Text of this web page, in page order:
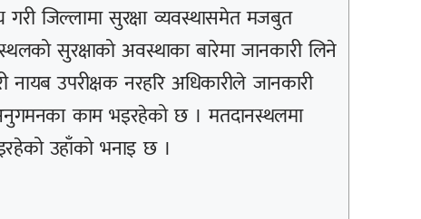
जिल्लामा सुरक्षा व्यवस्थासमेत मजबुत
सुरक्षाको अवस्थाका बारेमा जानकारी लिने
नायब उपरीक्षक नरहरि अधिकारीले जानकारी
काम भइरहेको छ । मतदानस्थलमा
उहाँको भनाइ छ ।